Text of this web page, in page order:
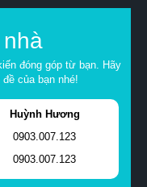
đóng góp từ bạn. Hãy
của bạn nhé!
Huỳnh Hương
0903.007.123
0903.007.123